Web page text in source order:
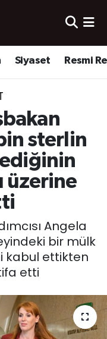
Siyaset Resmi
sterlin
üzerine
Angela
bir mülk
kabul ettikten
etti
Fikstür